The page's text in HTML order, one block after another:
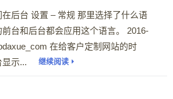
后台 设置 – 常规 那里选择了什么语
台和后台都会应用这个语言。 2016-
在给客户定制网站的时
示...
继续阅读